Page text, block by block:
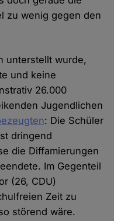
zu wenig gegen den
unterstellt wurde,
und keine
26.000
Jugendlichen
: Die Schüler
dringend
die Diffamierungen
Im Gegenteil
(26, CDU)
Zeit zu
störend wäre.